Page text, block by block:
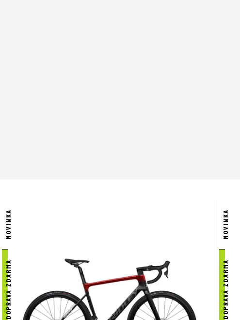
NOVINKA
DOPRAVA ZDARMA
NOVINKA
DOPRAVA ZDARMA